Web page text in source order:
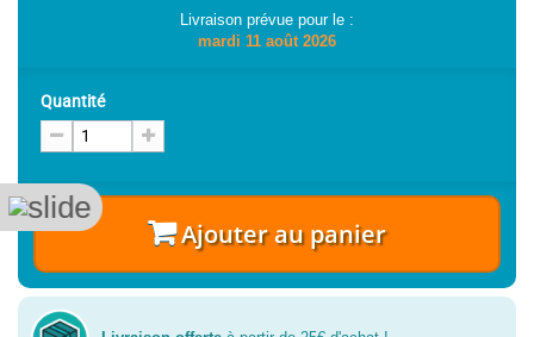
Livraison prévue pour le :
mardi 11 août 2026
Quantité
Ajouter au panier